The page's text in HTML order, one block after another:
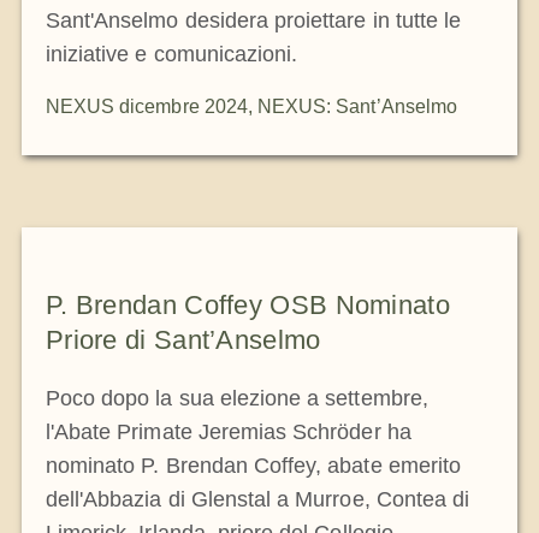
Sant'Anselmo desidera proiettare in tutte le
iniziative e comunicazioni.
NEXUS dicembre 2024, NEXUS: Sant’Anselmo
P. Brendan Coffey OSB Nominato
Priore di Sant’Anselmo
Poco dopo la sua elezione a settembre,
l'Abate Primate Jeremias Schröder ha
nominato P. Brendan Coffey, abate emerito
dell'Abbazia di Glenstal a Murroe, Contea di